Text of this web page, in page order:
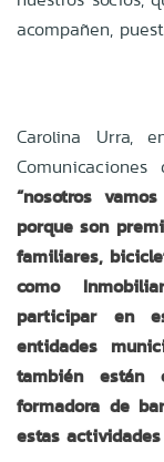
acompañen,
Carolina Urra,
“nosotros
porque son
familiares,
como
participar en
entidades
también están
formadora de
estas